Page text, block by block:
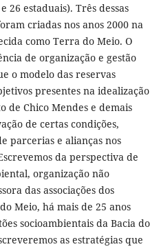
26 estaduais). Três dessas
criadas nos anos 2000 na
como Terra do Meio. O
de organização e gestão
o modelo das reservas
presentes na idealização
de Chico Mendes e demais
de certas condições,
parcerias e alianças nos
da perspectiva de
organização não
das associações dos
Meio, há mais de 25 anos
socioambientais da Bacia do
as estratégias que